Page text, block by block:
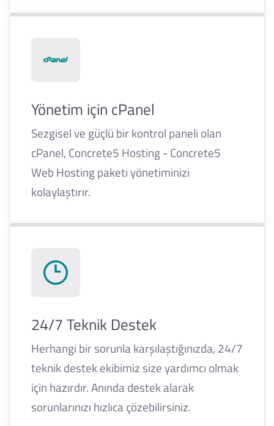
Yönetim için cPanel
Sezgisel ve güçlü bir kontrol paneli olan
cPanel, Concrete5 Hosting - Concrete5
Web Hosting paketi yönetiminizi
kolaylaştırır.
24/7 Teknik Destek
Herhangi bir sorunla karşılaştığınızda, 24/7
teknik destek ekibimiz size yardımcı olmak
için hazırdır. Anında destek alarak
sorunlarınızı hızlıca çözebilirsiniz.